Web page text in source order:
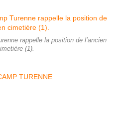
rappelle la position de l’ancien
(1).